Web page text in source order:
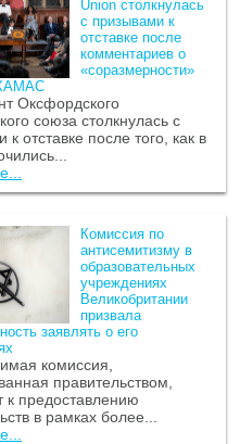
Union столкнулась
с призывами к
отставке после
комментариев о
«соразмерности»
Оксфордского
союза столкнулась с
к отставке после того, как в
Комиссия по
антисемитизму в
образовательных
учреждениях
Великобритании
призвала
заявлять о его
комиссия,
правительством,
к предоставлению
в рамках более...